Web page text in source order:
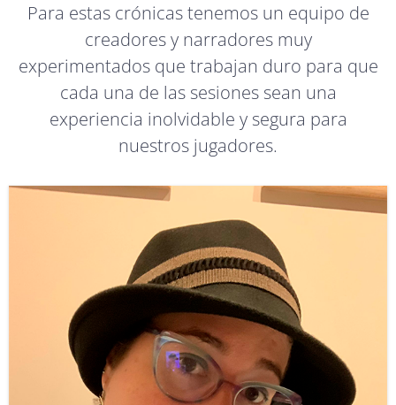
Para estas crónicas tenemos un equipo de
creadores y narradores muy
experimentados que trabajan duro para que
cada una de las sesiones sean una
experiencia inolvidable y segura para
nuestros jugadores.